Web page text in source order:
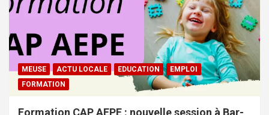
MEUSE ACTU LOCALE EDUCATION
EMPLOI
FORMATION
Formation CAP AEPE : nouvelle session à Bar-